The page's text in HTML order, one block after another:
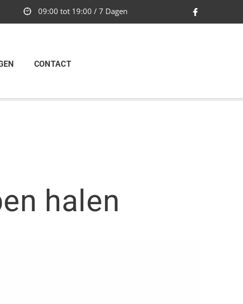
09:00 tot 19:00 / 7 Dagen
CONTACT
halen